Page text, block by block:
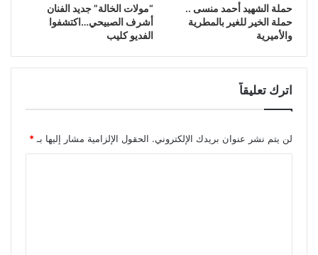
حملة الشهيد أحمد منسى ..
حملة الخير للغير بالمطرية
والأميرية
“مولات الخالة” جديد الفنان
أشرف الصبيحي…اكتشفوا
الفديو كليب
اترك تعليقاً
لن يتم نشر عنوان بريدك الإلكتروني. الحقول الإلزامية مشار إليها بـ *